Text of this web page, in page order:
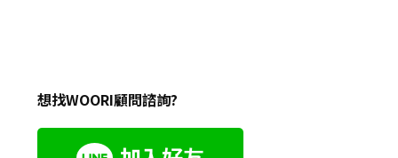
想找WOORI顧問諮詢?